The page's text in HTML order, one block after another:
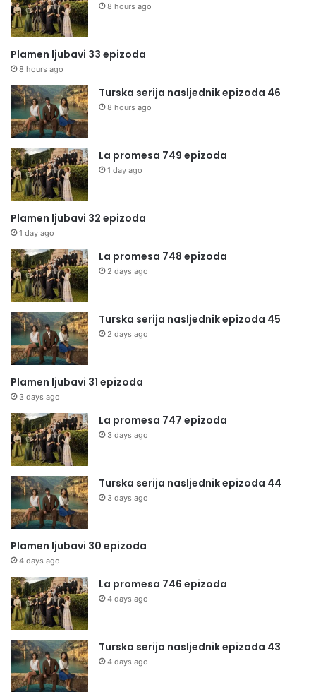
8 hours ago
Plamen ljubavi 33 epizoda
8 hours ago
Turska serija nasljednik epizoda 46
8 hours ago
La promesa 749 epizoda
1 day ago
Plamen ljubavi 32 epizoda
1 day ago
La promesa 748 epizoda
2 days ago
Turska serija nasljednik epizoda 45
2 days ago
Plamen ljubavi 31 epizoda
3 days ago
La promesa 747 epizoda
3 days ago
Turska serija nasljednik epizoda 44
3 days ago
Plamen ljubavi 30 epizoda
4 days ago
La promesa 746 epizoda
4 days ago
Turska serija nasljednik epizoda 43
4 days ago